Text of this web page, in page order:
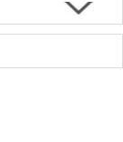
ださい。
かかります。
ます。サイズに
けを行います。
着で発送いたし